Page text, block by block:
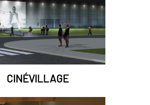
CINÉVILLAGE